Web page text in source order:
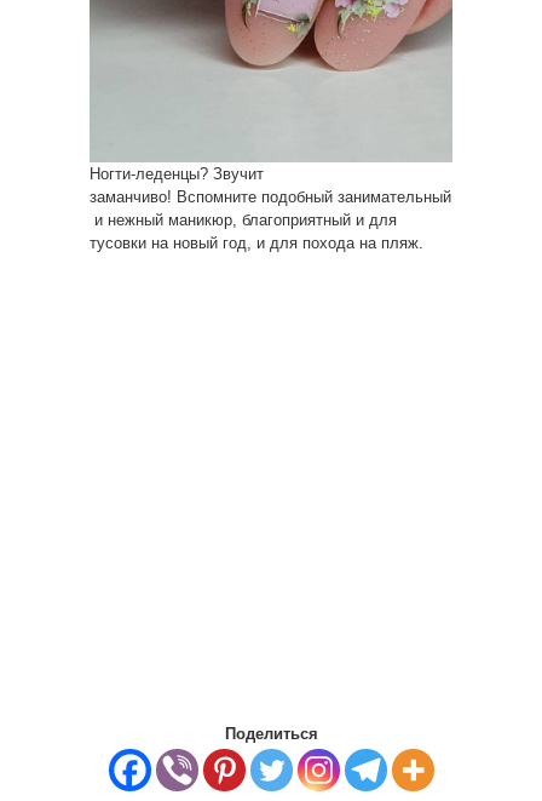
Ногти-леденцы? Звучит
заманчиво! Вспомните подобный занимательный
и нежный маникюр, благоприятный и для
тусовки на новый год, и для похода на пляж.
Поделиться